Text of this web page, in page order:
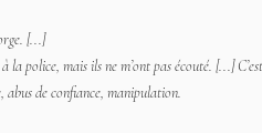
[...]
la police, mais ils ne m’ont pas écouté. [...] C’est
de confiance, manipulation.